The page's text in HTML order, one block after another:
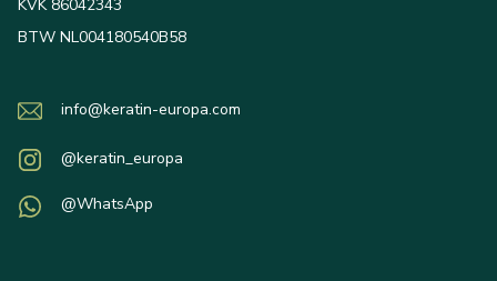
KVK 86042343
BTW NL004180540B58
info@keratin-europa.com
@keratin_europa
@WhatsApp